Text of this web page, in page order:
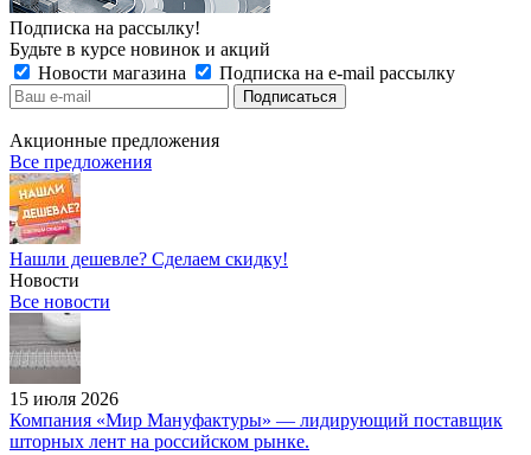
Подписка на рассылку!
Будьте в курсе новинок и акций
Новости магазина
Подписка на e-mail рассылку
Акционные предложения
Все предложения
Нашли дешевле? Сделаем скидку!
Новости
Все новости
15 июля 2026
Компания «Мир Мануфактуры» — лидирующий поставщик
шторных лент на российском рынке.